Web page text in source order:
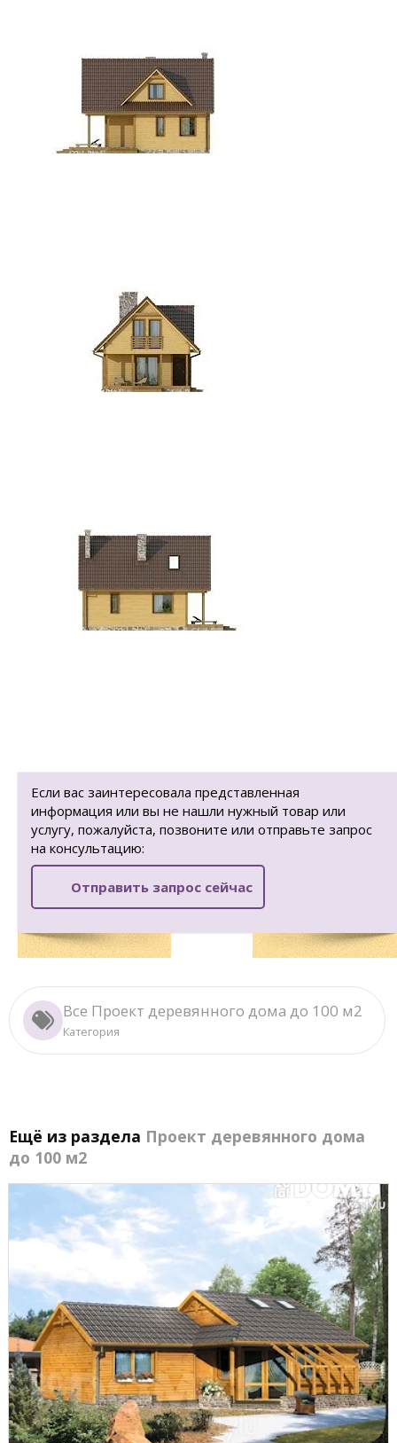
Если вас заинтересовала представленная
информация или вы не нашли нужный товар или
услугу, пожалуйста, позвоните или отправьте запрос
на консультацию:
Отправить запрос сейчас
Все Проект деревянного дома до 100 м2
Категория
Ещё из раздела Проект деревянного дома
до 100 м2